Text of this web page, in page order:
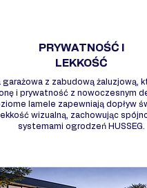
PRYWATNOŚĆ I
LEKKOŚĆ
garażowa z zabudową żaluzjową,
i prywatność z nowoczesnym
lamele zapewniają dopływ
lekkość wizualną, zachowując
systemami ogrodzeń HUSSEG.